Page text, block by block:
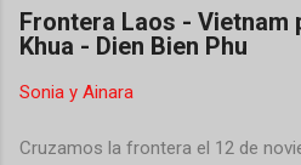
Frontera Laos - Vietnam
Khua - Dien Bien Phu
Sonia y Ainara
Cruzamos la frontera el 12 de